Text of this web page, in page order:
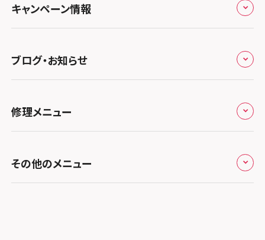
スマホスピタル 自由が丘
スマホスピタルオリナス錦糸町
スマホスピタル テルル成増
スマホスピタル八王子
スマホスピタル吉祥寺
スマホスピタル by デジホ 姫路キャスパ
スマホスピタル伊丹
スマホスピタル奈良生駒
スマホスピタル和歌山
スマホスピタル 熊谷
スマホスピタル ゲオデジタルベース川口元郷
スマホスピタル埼玉大宮
スマホスピタル テルル蒲生
スマホスピタル テルル新越谷
スマホスピタル テルル草加花栗
スマホスピタル テルル東川口
スマホスピタル 長野
スマホスピタル 浜松
スマホスピタル静岡パルコ
スマホスピタル 藤枝
スマホスピタル名古屋駅前
スマホスピタル名古屋金山
スマホスピタル 大府
スマホスピタル 西枇杷島
スマホスピタル 尾張旭
スマホスピタル 大阪梅田
スマホスピタル by デジホ 梅田地下（うめちか）
スマホスピタル京橋
スマホスピタル by デジホ天王寺ミオ
スマホスピタル難波
スマホスピタルイオンタウン茨木太田
中国・四国
スマホスピタル岡山駅前
スマホスピタル西条
スマホスピタル by デジホ マークイズ福岡もも
ち
スマホスピタル福岡天神
スマホスピタル熊本下通
スマホスピタル GODOモバイル大分府内町
プライバシーポリシー
郵送修理依頼
キャンペーン情報
キャンペーン一覧
ブログ・お知らせ
お知らせ
修理メニュー
iPhone修理メニュー
その他のメニュー